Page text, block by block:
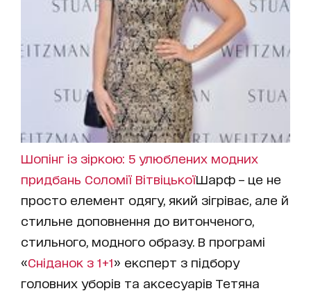
Шопінг із зіркою: 5 улюблених модних
придбань Соломії ВітвіцькоїШарф – це не
просто елемент одягу, який зігріває, але й
стильне доповнення до витонченого,
стильного, модного образу. В програмі
«Сніданок з 1+1» експерт з підбору
головних уборів та аксесуарів Тетяна